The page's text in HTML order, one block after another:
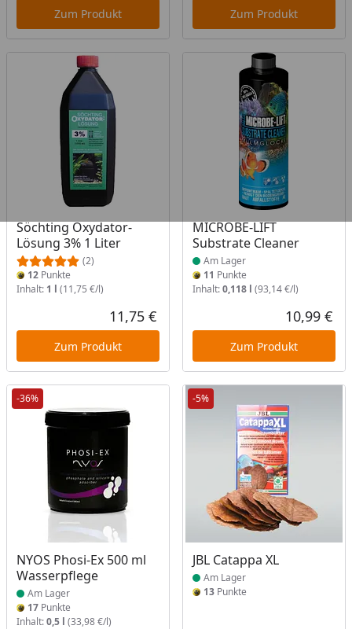
Zum Produkt Zum Produkt
Söchting Oxydator-
Lösung 3% 1 Liter
(2)
12 Punkte
Inhalt: 1 l (11,75 €/l)
Aktueller Preis
11,75 €
Zum Produkt
MICROBE-LIFT
Substrate Cleaner
Produkt am Lager
Am Lager
11 Punkte
Inhalt:0,118 l (93,14 €/l)
10,99 €
Zum Produkt
-36%
NYOS Phosi-Ex 500 ml
Wasserpflege
Produkt am Lager
Am Lager
17 Punkte
Inhalt:0,5 l (33,98 €/l)
-5%
JBL Catappa XL
Produkt am Lager
Am Lager
13Punkte